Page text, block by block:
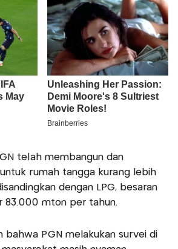
telah membangun dan
rumah tangga kurang lebih
dengan LPG, besaran
83.000 mton per tahun.
bahwa PGN melakukan survei di